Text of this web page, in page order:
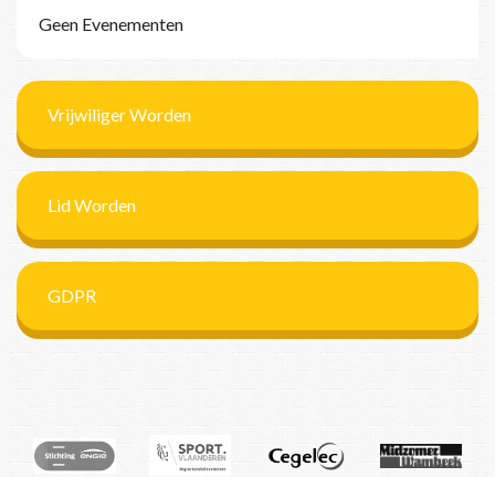
Geen Evenementen
Vrijwiliger Worden
Lid Worden
GDPR